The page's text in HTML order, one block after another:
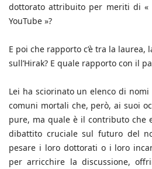
dottorato attribuito per meriti di «
YouTube »?
E poi che rapporto c’è tra la
sull’Hirak? E quale rapporto con il
Lei ha sciorinato un elenco di
comuni mortali che, però, ai suoi
pure, ma quale è il contributo che
dibattito cruciale sul futuro del
pesare i loro dottorati o i loro
per arricchire la discussione,